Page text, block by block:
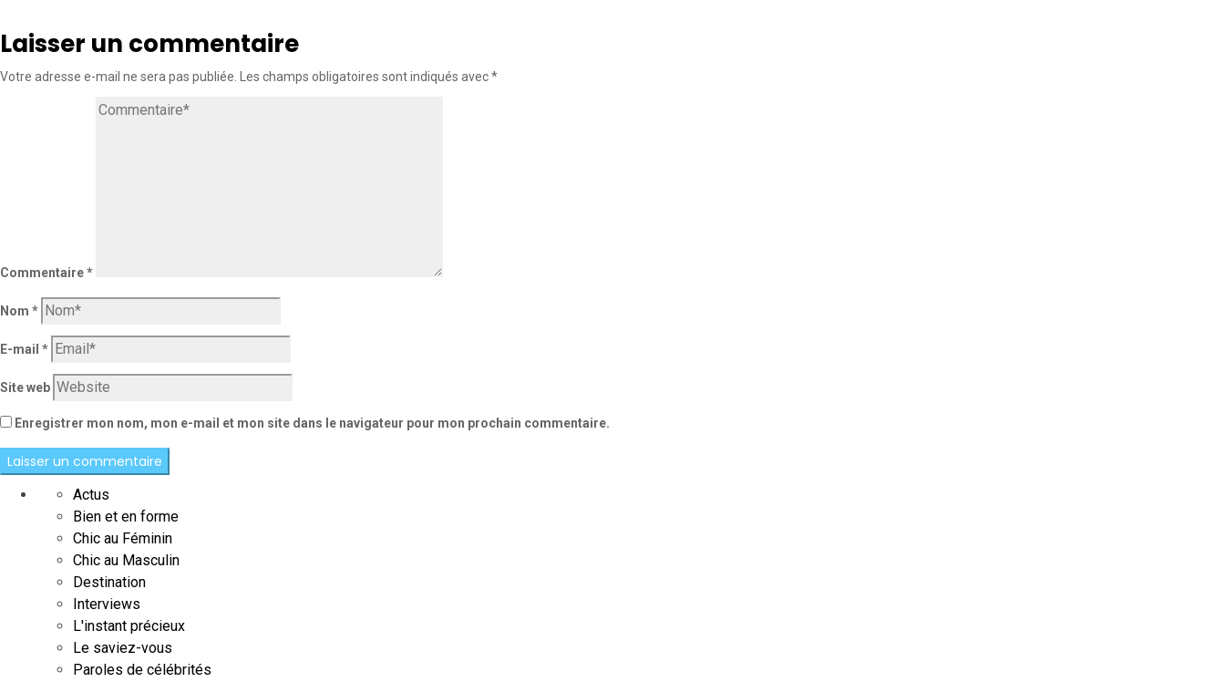
Laisser un commentaire
Votre adresse e-mail ne sera pas publiée. Les champs obligatoires sont indiqués avec*
Commentaire*
Nom *
E-mail *
Site web
Enregistrer mon nom, mon e-mail et mon site dans le navigateur pour mon prochain commentaire.
Actus
Bien et en forme
Chic au Féminin
Chic au Masculin
Destination
Interviews
L'instant précieux
Le saviez-vous
Paroles de célébrités